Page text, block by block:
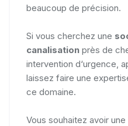
beaucoup de précision.
Si vous cherchez une
canalisation près de
intervention d‘urgence,
laissez faire une
ce domaine.
Vous souhaitez avoir